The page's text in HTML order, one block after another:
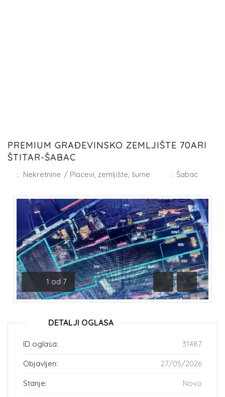
PREMIUM GRAĐEVINSKO ZEMLJIŠTE 70ARI
ŠTITAR-ŠABAC
: Nekretnine / Placevi, zemljište, šume : Šabac
1 od 7
Prethodna
Sledeća
DETALJI OGLASA
ID oglasa: 31487
Objavljen: 27/05/2026
Stanje: Novo